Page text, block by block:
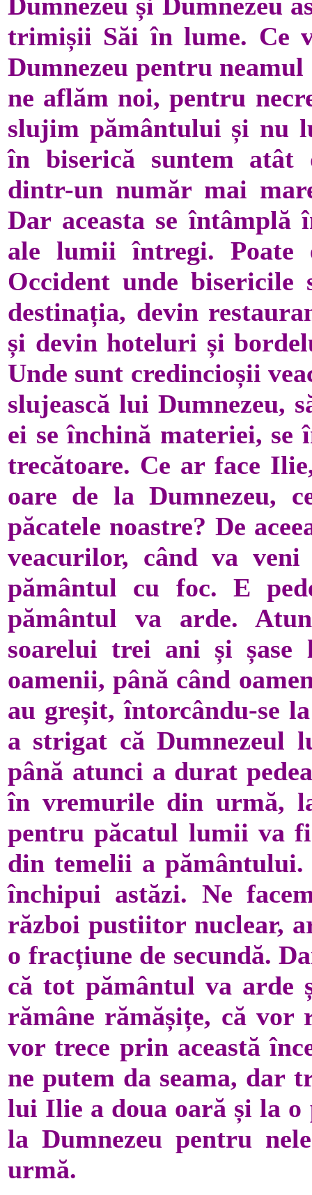
trimișii Săi în lume. Ce
Dumnezeu pentru
ne aflăm noi, pentru
slujim pământului și nu
în biserică suntem
dintr-un număr mai
Dar aceasta se întâmplă
ale lumii întregi.
Occident unde bisericile
destinația, devin
și devin hoteluri și
Unde sunt credincioșii
slujească lui Dumnezeu,
ei se închină materiei,
trecătoare. Ce ar face
oare de la Dumnezeu,
păcatele noastre? De
veacurilor, când va
pământul cu foc. E
pământul va arde.
soarelui trei ani și
oamenii, până când
au greșit, întorcându-se
a strigat că Dumnezeul
până atunci a durat
în vremurile din urmă,
pentru păcatul lumii va
din temelii a pământului.
închipui astăzi. Ne
război pustiitor nuclear,
o fracțiune de secundă.
că tot pământul va arde
rămâne rămășițe, că vor
vor trece prin această
ne putem da seama, dar
lui Ilie a doua oară și la o
la Dumnezeu pentru
urmă.